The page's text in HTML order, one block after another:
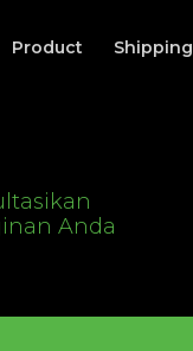
Product Shipping
Anda